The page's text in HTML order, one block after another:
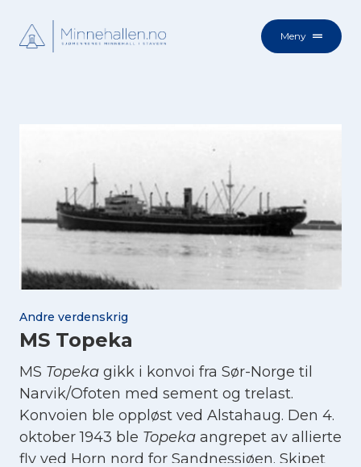
Meny
Andre verdenskrig
MS Topeka
MS Topeka gikk i konvoi fra Sør-Norge til
Narvik/Ofoten med sement og trelast.
Konvoien ble oppløst ved Alstahaug. Den 4.
oktober 1943 ble Topeka angrepet av allierte
fly ved Horn nord for Sandnessjøen. Skipet